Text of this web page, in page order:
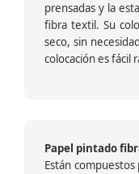
prensadas y la
fibra textil. Su
seco, sin
colocación es fácil
Papel pintado
Están